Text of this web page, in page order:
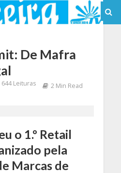
De Mafra
644 Leituras 2 Min Read
o 1.º Retail
pela
Marcas de